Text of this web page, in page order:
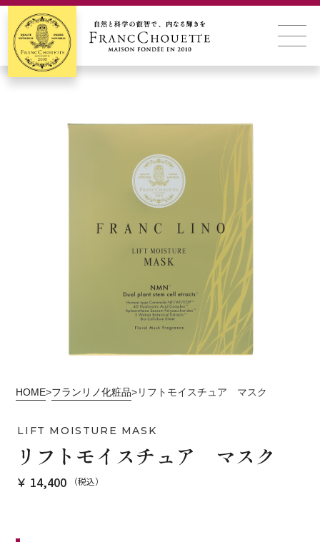
HOME>フランリノ化粧品>リフトモイスチュア マスク
LIFT MOISTURE MASK
リフトモイスチュア マスク
￥ 14,400 （税込）